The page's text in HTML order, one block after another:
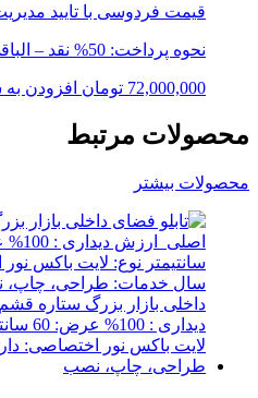
قیمت فردوسی با تایید مدیریت: 20% تخفیف از اجاره
نحوه پرداخت: 50% نقد – الباقی حداکثر 90 روز با چک صیادی
72,000,000 تومان افزودن
محصولات مرتبط
محصولات بیشتر